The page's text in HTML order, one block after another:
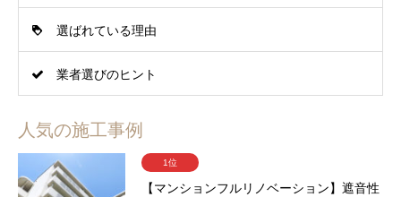
選ばれている理由
業者選びのヒント
人気の施工事例
1位
【マンションフルリノベーション】遮音性